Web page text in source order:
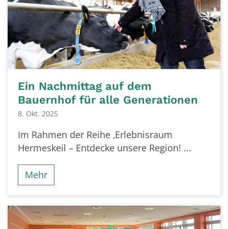
Ein Nachmittag auf dem
Bauernhof für alle Generationen
8. Okt. 2025
Im Rahmen der Reihe ‚Erlebnisraum
Hermeskeil – Entdecke unsere Region! ...
Mehr